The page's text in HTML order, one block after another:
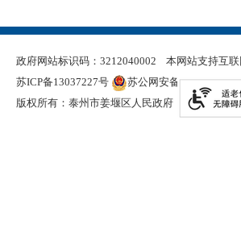
政府网站标识码：3212040002
本网站支持互联
苏ICP备13037227号
苏公网安备
版权所有：泰州市姜堰区人民政府
泰州市姜